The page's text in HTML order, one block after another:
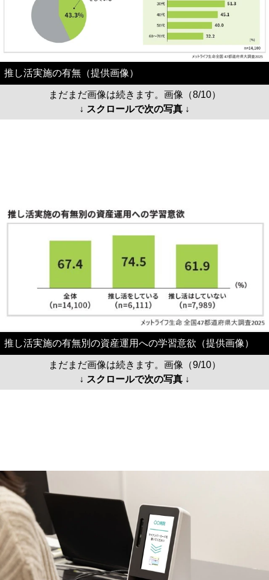
推し活実施の有無（提供画像）
まだまだ画像は続きます。画像（8/10）
↓ スクロールで次の写真 ↓
推し活実施の有無別の資産運用への学習意欲（提供画像）
まだまだ画像は続きます。画像（9/10）
↓ スクロールで次の写真 ↓